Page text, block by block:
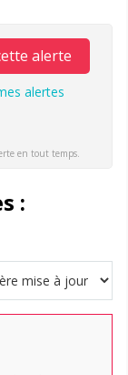
alerte
alertes
en tout temps.
: